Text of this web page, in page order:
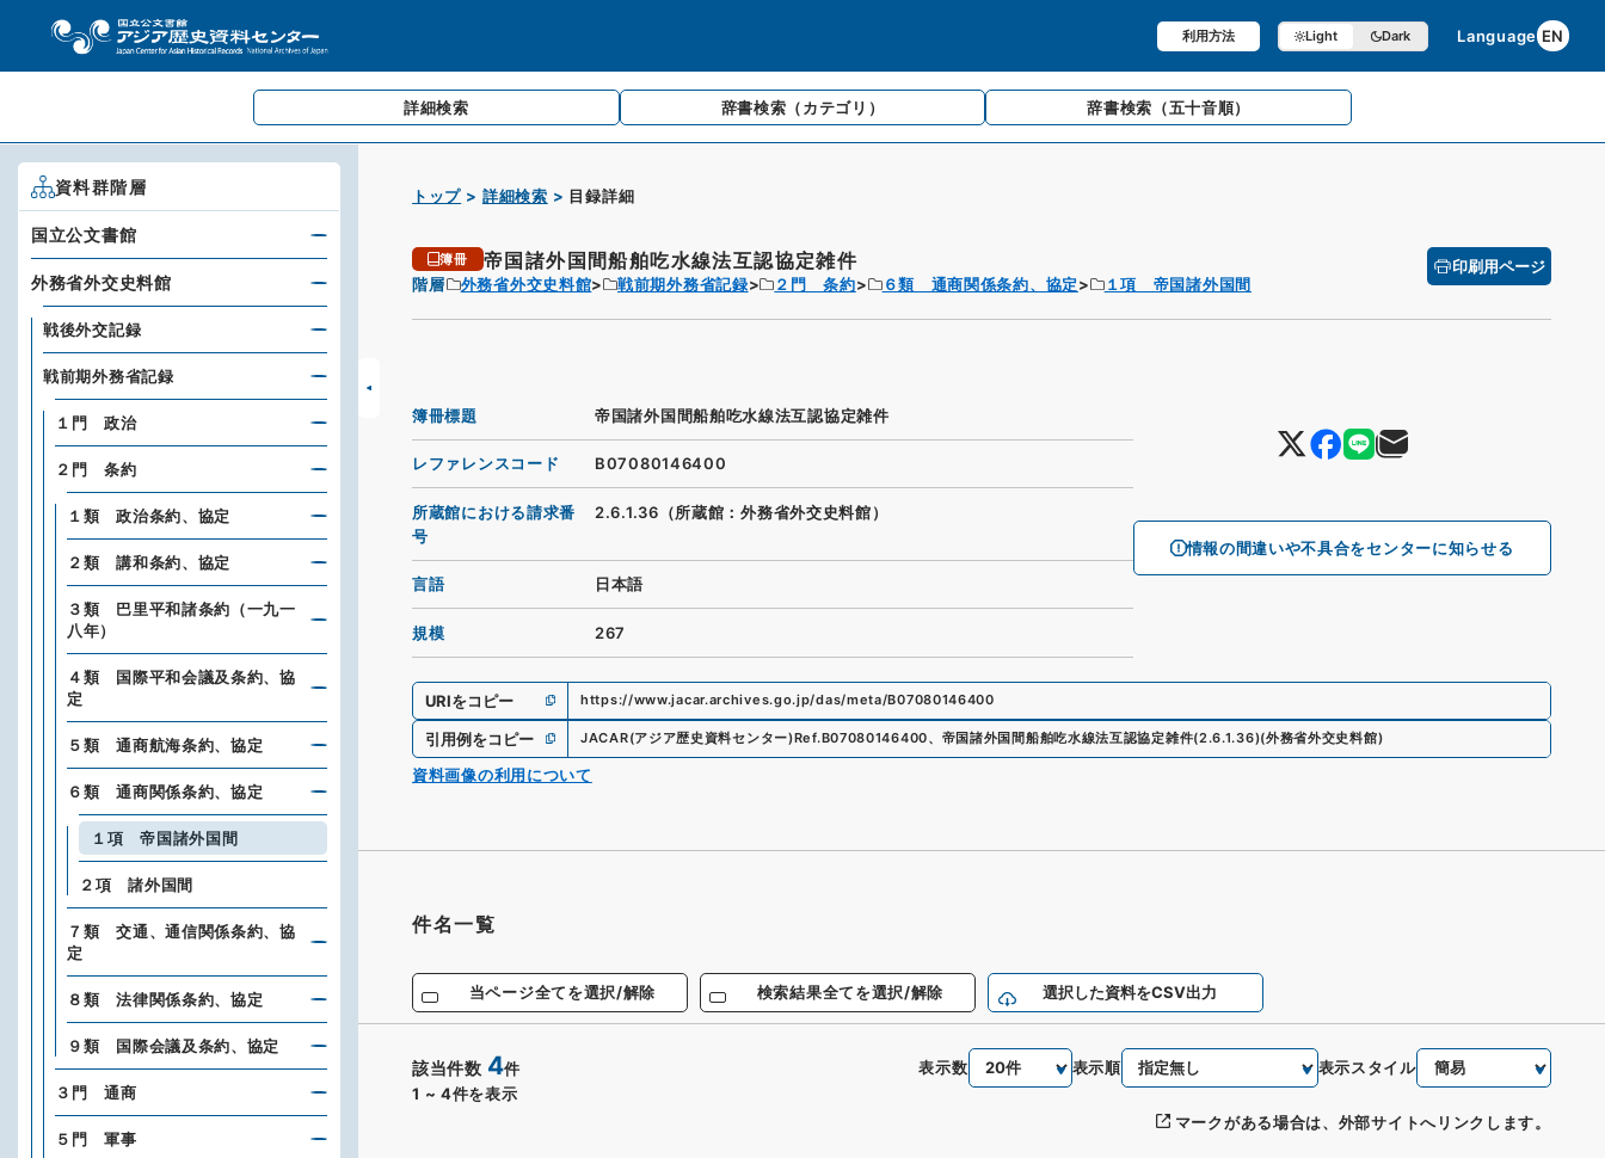
利用方法 Light Dark Language EN
詳細検索 辞書検索 （カテゴリ） 辞書検索 （五十音順）
トップ 詳細検索 目録詳細
簿冊 帝国諸外国間船舶吃水線法互認協定雑件
階層 外務省外交史料館 戦前期外務省記録 ２門 条約 ６類 通商関係条約、協定 １項 帝国諸外国間
印刷用ページ
情報の間違いや不具合をセンターに知らせる
簿冊標題 帝国諸外国間船舶吃水線法互認協定雑件
レファレンスコード B07080146400
所蔵館における請求番
号
2.6.1.36（所蔵館：外務省外交史料館）
言語 日本語
規模 267
URIをコピー https://www.jacar.archives.go.jp/das/meta/B07080146400
引用例をコピー JACAR(アジア歴史資料センター)Ref.B07080146400、 帝国諸外国間船舶吃水線法互認協定雑件(2.6.1.36)(外務省外交史料館)
資料画像の利用について
件名一覧
当ページ全てを選択/解除 検索結果全てを選択/解除 選択した資料をCSV出力
該当件数 4件
1 ~ 4件を表示
表示数 表示順 表示スタイル
マークがある場合は、外部サイトへリンクします。
資料群階層
国立公文書館
外務省外交史料館
戦後外交記録
戦前期外務省記録
１門 政治
２門 条約
１類 政治条約、協定
２類 講和条約、協定
３類 巴里平和諸条約（一九一
八年）
４類 国際平和会議及条約、協
定
５類 通商航海条約、協定
６類 通商関係条約、協定
１項 帝国諸外国間
２項 諸外国間
７類 交通、通信関係条約、協
定
８類 法律関係条約、協定
９類 国際会議及条約、協定
３門 通商
５門 軍事